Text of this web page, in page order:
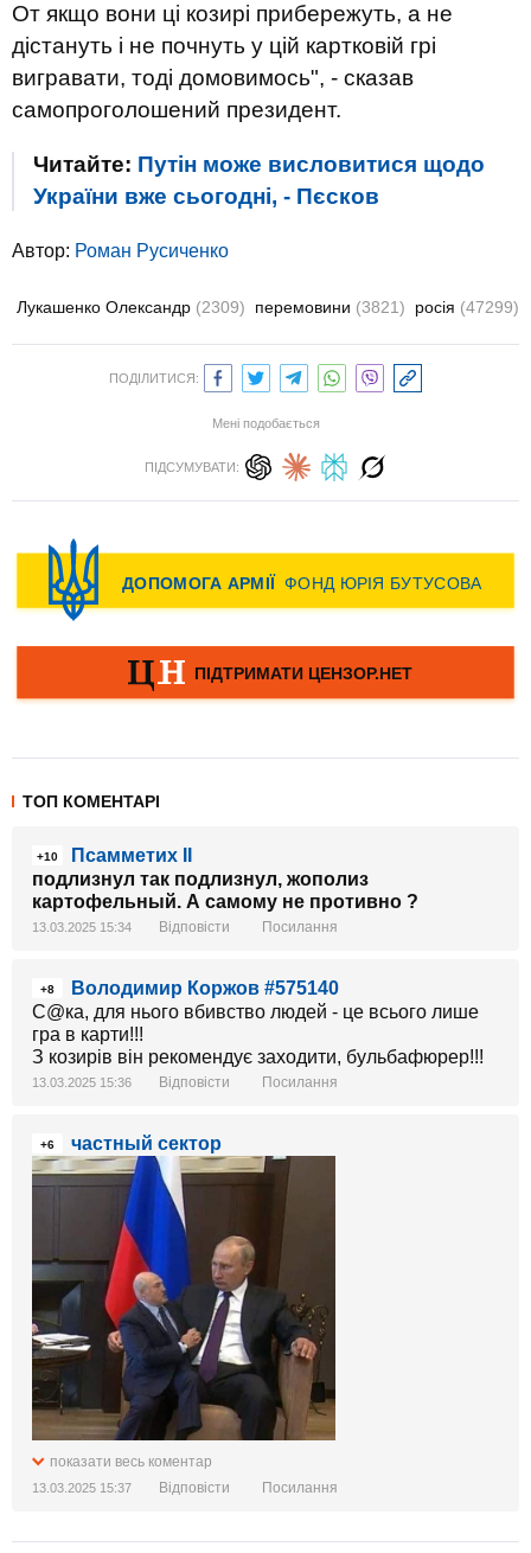
От якщо вони ці козирі прибережуть, а не
дістануть і не почнуть у цій картковій грі
вигравати, тоді домовимось", - сказав
самопроголошений президент.
Читайте: Путін може висловитися щодо
України вже сьогодні, - Пєсков
Автор: Роман Русиченко
Лукашенко Олександр (2309) перемовини (3821) росія (47299)
ПОДІЛИТИСЯ:
Мені подобається
ПІДСУМУВАТИ:
ТОП КОМЕНТАРІ
+10
Псамметих II
подлизнул так подлизнул, жополиз
картофельный. А самому не противно ?
13.03.2025 15:34 Відповісти Посилання
+8
Володимир Коржов #575140
С@ка, для нього вбивство людей - це всього лише
гра в карти!!!
З козирів він рекомендує заходити, бульбафюрер!!!
13.03.2025 15:36 Відповісти Посилання
+6 частный сектор
показати весь коментар
13.03.2025 15:37 Відповісти Посилання